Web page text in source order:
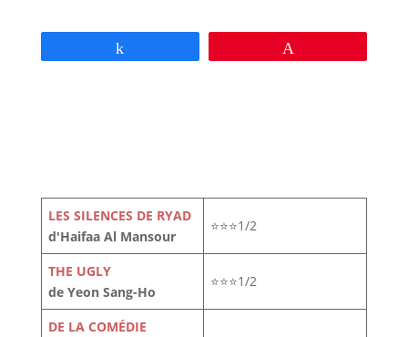
LES SILENCES DE RYAD
d'Haifaa Al Mansour
⭐⭐⭐1/2
THE UGLY
de Yeon Sang-Ho
⭐⭐⭐1/2
DE LA COMÉDIE